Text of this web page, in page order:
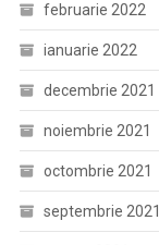
februarie 2022
ianuarie 2022
decembrie 2021
noiembrie 2021
octombrie 2021
septembrie 2021